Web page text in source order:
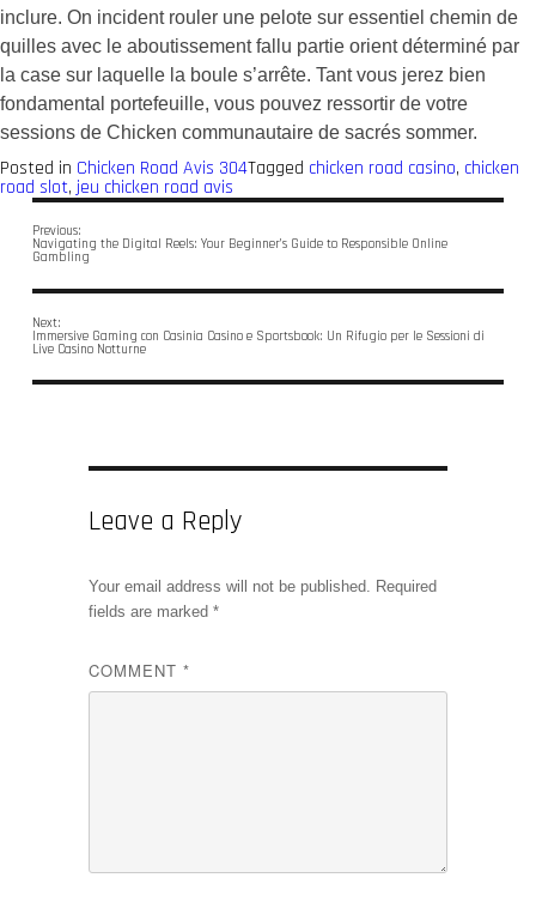
inclure. On incident rouler une pelote sur essentiel chemin de
quilles avec le aboutissement fallu partie orient déterminé par
la case sur laquelle la boule s’arrête. Tant vous jerez bien
fondamental portefeuille, vous pouvez ressortir de votre
sessions de Chicken communautaire de sacrés sommer.
Posted in Chicken Road Avis 304Tagged chicken road casino, chicken
road slot, jeu chicken road avis
Previous:
Navigating the Digital Reels: Your Beginner’s Guide to Responsible Online
Gambling
Next:
Immersive Gaming con Casinia Casino e Sportsbook: Un Rifugio per le Sessioni di
Live Casino Notturne
Leave a Reply
Your email address will not be published. Required
fields are marked*
COMMENT*